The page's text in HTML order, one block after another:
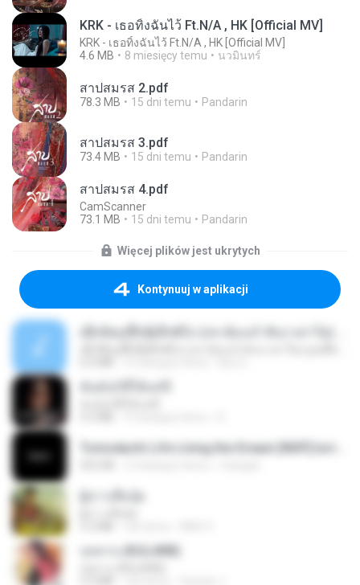
KRK - เธอทิ้งฉันไว้ Ft.N/A , HK [Official MV]
KRK - เธอทิ้งฉันไว้ Ft.N/A , HK [Official MV]
4.6 MB
8 miesięcy temu นวมินทร์
สาปสมรส 2.pdf
78.3 MB 15 dni temu Pandarin
สาปสมรส 3.pdf
73.4 MB 15 dni temu Pandarin
สาปสมรส 4.pdf
CamScanner
73.1 MB
15 dni temu Pandarin
Więcej plików jest ukrytych
Kontynuuj w aplikacji
กุหลาบ (KULARB)